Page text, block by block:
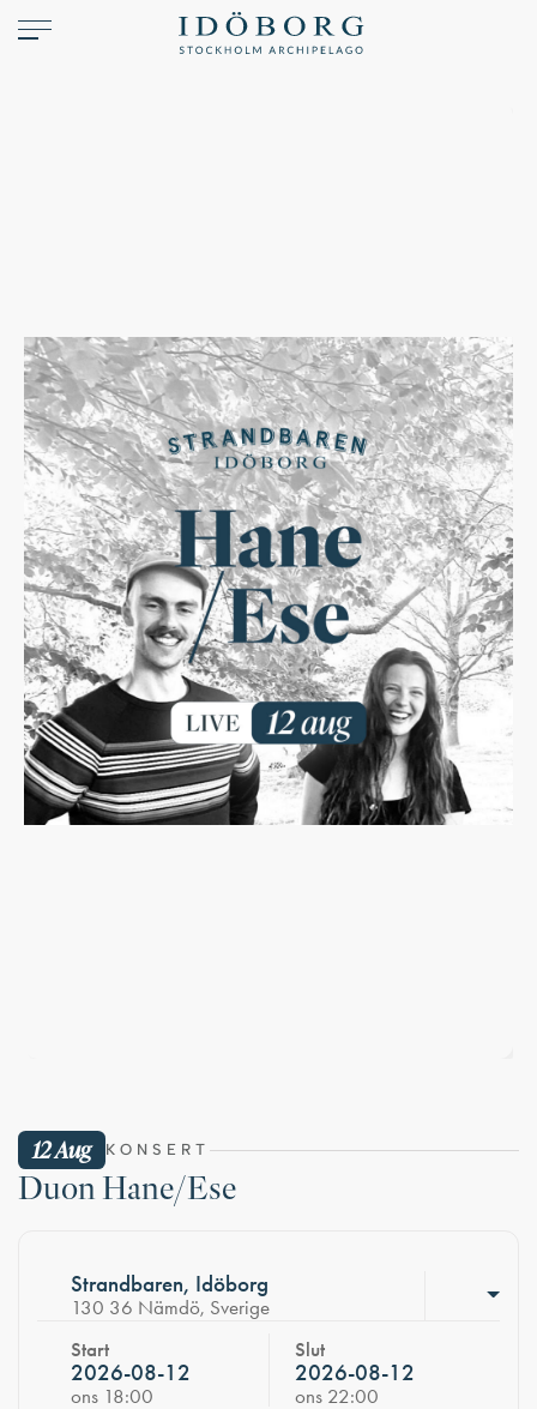
12 Aug KONSERT
Duon Hane/Ese
Strandbaren, Idöborg
130 36 Nämdö, Sverige
Start
2026-08-12
ons 18:00
Slut
2026-08-12
ons 22:00